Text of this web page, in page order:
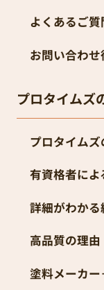
よくあるご質
お問い合わ
プロタイムズ
プロタイムズ
有資格者に
詳細がわかる
高品質の理由
塗料メーカ